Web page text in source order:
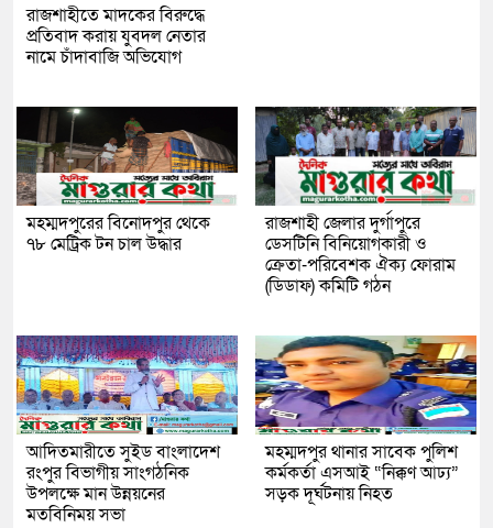
রাজশাহীতে মাদকের বিরুদ্ধে
প্রতিবাদ করায় যুবদল নেতার
নামে চাঁদাবাজি অভিযোগ
মহম্মদপুরের বিনোদপুর থেকে
৭৮ মেট্রিক টন চাল উদ্ধার
রাজশাহী জেলার দুর্গাপুরে
ডেসটিনি বিনিয়োগকারী ও
ক্রেতা-পরিবেশক ঐক্য ফোরাম
(ডিডাফ) কমিটি গঠন
আদিতমারীতে সুইড বাংলাদেশ
রংপুর বিভাগীয় সাংগঠনিক
উপলক্ষে মান উন্নয়নের
মতবিনিময় সভা
মহম্মদপুর থানার সাবেক পুলিশ
কর্মকর্তা এসআই “নিক্কণ আঢ্য”
সড়ক দূর্ঘটনায় নিহত